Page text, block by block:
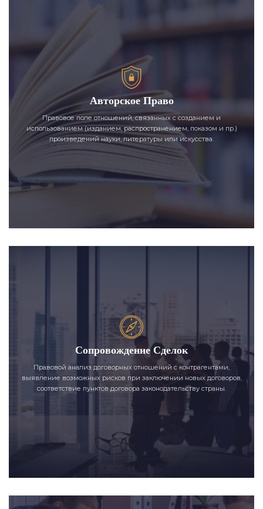
Авторское Право
Правовое поле отношений, связанных с созданием и
использованием (изданием, распространением, показом и пр.)
произведений науки, литературы или искусства.
Сопровождение Сделок
Правовой анализ договорных отношений с контрагентами,
выявление возможных рисков при заключении новых договоров,
соответствие пунктов договора законодательству страны.